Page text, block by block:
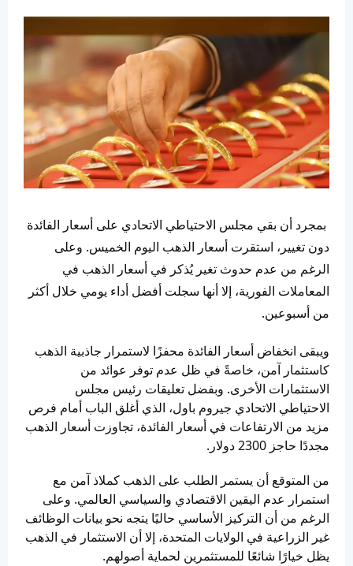
بمجرد أن بقي مجلس الاحتياطي الاتحادي على أسعار الفائدة
دون تغيير، استقرت أسعار الذهب اليوم الخميس. وعلى
الرغم من عدم حدوث تغير يُذكر في أسعار الذهب في
المعاملات الفورية، إلا أنها سجلت أفضل أداء يومي خلال أكثر
من أسبوعين.
ويبقى انخفاض أسعار الفائدة محفزًا لاستمرار جاذبية الذهب
كاستثمار آمن، خاصةً في ظل عدم توفر عوائد من
الاستثمارات الأخرى. وبفضل تعليقات رئيس مجلس
الاحتياطي الاتحادي جيروم باول، الذي أغلق الباب أمام فرص
مزيد من الارتفاعات في أسعار الفائدة، تجاوزت أسعار الذهب
مجددًا حاجز 2300 دولار.
من المتوقع أن يستمر الطلب على الذهب كملاذ آمن مع
استمرار عدم اليقين الاقتصادي والسياسي العالمي. وعلى
الرغم من أن التركيز الأساسي حاليًا يتجه نحو بيانات الوظائف
غير الزراعية في الولايات المتحدة، إلا أن الاستثمار في الذهب
يظل خيارًا شائعًا للمستثمرين لحماية أصولهم.